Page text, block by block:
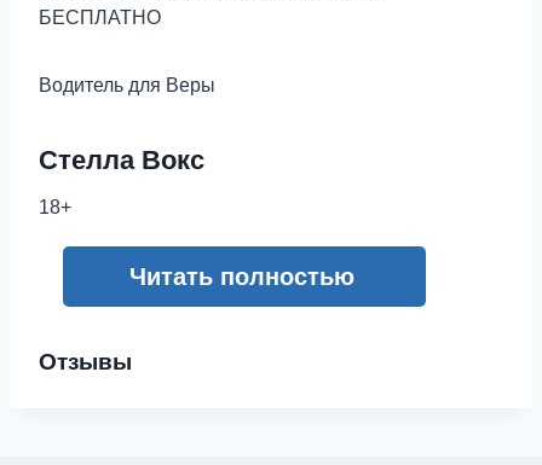
БЕСПЛАТНО
Водитель для Веры
Стелла Вокс
18+
Читать полностью
Отзывы